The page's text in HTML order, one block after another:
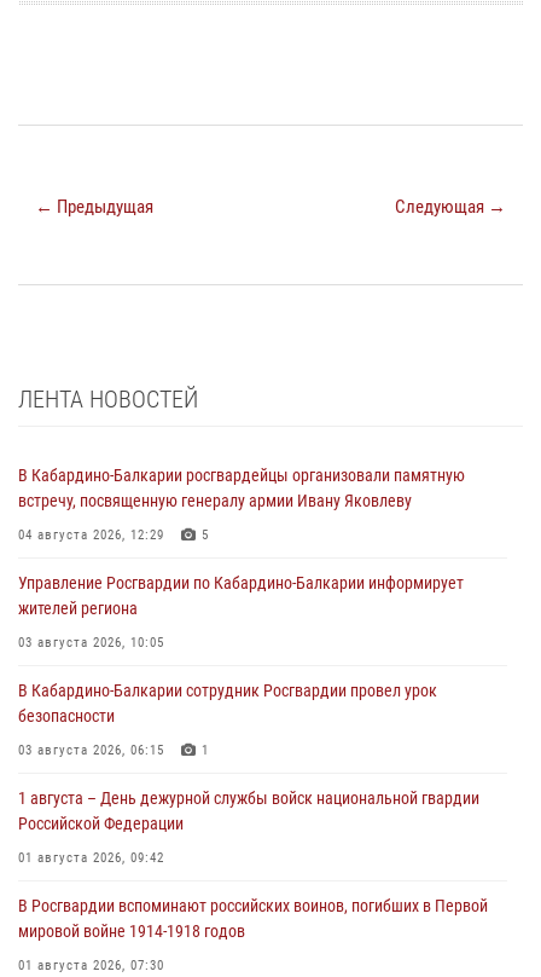
← Предыдущая Следующая →
ЛЕНТА НОВОСТЕЙ
В Кабардино-Балкарии росгвардейцы организовали памятную
встречу, посвященную генералу армии Ивану Яковлеву
04 августа 2026, 12:29 5
Управление Росгвардии по Кабардино-Балкарии информирует
жителей региона
03 августа 2026, 10:05
В Кабардино‑Балкарии сотрудник Росгвардии провел урок
безопасности
03 августа 2026, 06:15 1
1 августа – День дежурной службы войск национальной гвардии
Российской Федерации
01 августа 2026, 09:42
В Росгвардии вспоминают российских воинов, погибших в Первой
мировой войне 1914-1918 годов
01 августа 2026, 07:30